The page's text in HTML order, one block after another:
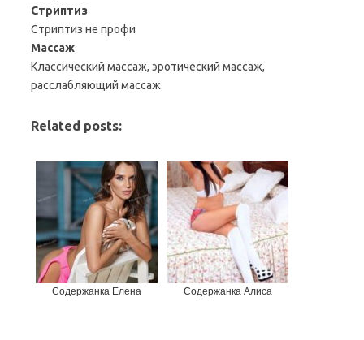
Стриптиз
Стриптиз не профи
Массаж
Классический массаж, эротический массаж,
расслабляющий массаж
Related posts:
Содержанка Елена Содержанка Алиса